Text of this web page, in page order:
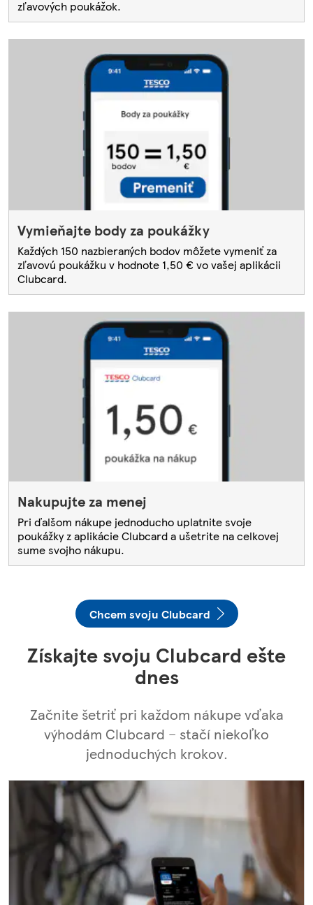
zľavových poukážok.
Vymieňajte body za poukážky
Každých 150 nazbieraných bodov môžete vymeniť za
zľavovú poukážku v hodnote 1,50 € vo vašej aplikácii
Clubcard.
Nakupujte za menej
Pri ďalšom nákupe jednoducho uplatnite svoje
poukážky z aplikácie Clubcard a ušetrite na celkovej
sume svojho nákupu.
Chcem svoju Clubcard
Získajte svoju Clubcard ešte
dnes
Začnite šetriť pri každom nákupe vďaka
výhodám Clubcard – stačí niekoľko
jednoduchých krokov.